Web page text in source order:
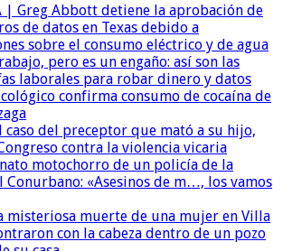
| Greg Abbott detiene la aprobación de
de datos en Texas debido a
sobre el consumo eléctrico y de agua
pero es un engaño: así son las
laborales para robar dinero y datos
confirma consumo de cocaína de
caso del preceptor que mató a su hijo,
contra la violencia vicaria
motochorro de un policía de la
Conurbano: «Asesinos de m…, los vamos
misteriosa muerte de una mujer en Villa
con la cabeza dentro de un pozo